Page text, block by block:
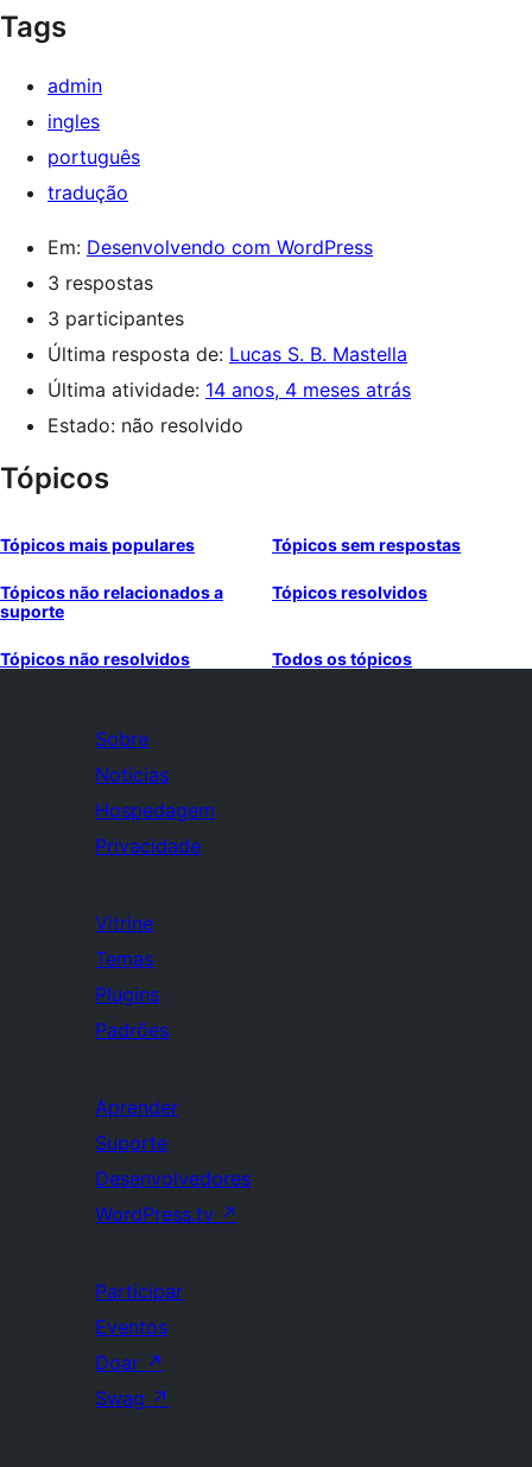
Tags
admin
ingles
português
tradução
Em: Desenvolvendo com WordPress
3 respostas
3 participantes
Última resposta de: Lucas S. B. Mastella
Última atividade: 14 anos, 4 meses atrás
Estado: não resolvido
Tópicos
Tópicos mais populares Tópicos sem respostas
Tópicos não relacionados a
suporte
Tópicos resolvidos
Tópicos não resolvidos Todos os tópicos
Sobre
Notícias
Hospedagem
Privacidade
Vitrine
Temas
Plugins
Padrões
Aprender
Suporte
Desenvolvedores
WordPress.tv ↗
Participar
Eventos
Doar ↗
Swag ↗